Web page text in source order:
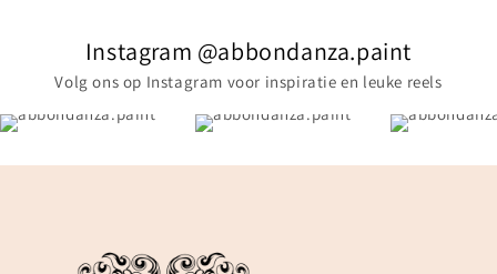
Instagram @abbondanza.paint
Volg ons op Instagram voor inspiratie en leuke reels